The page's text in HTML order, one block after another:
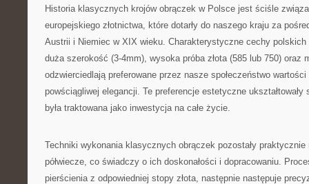
Historia klasycznych krojów obrączek w Polsce jest ściśle
europejskiego złotnictwa, które dotarły do naszego kraju za
Austrii i Niemiec w XIX wieku. Charakterystyczne cechy
duża szerokość (3-4mm), wysoka próba złota (585 lub 750) oraz
odzwierciedlają preferowane przez nasze społeczeństwo
powściągliwej elegancji. Te preferencje estetyczne
była traktowana jako inwestycja na całe życie.
Techniki wykonania klasycznych obrączek pozostały
półwiecze, co świadczy o ich doskonałości i dopracowaniu.
pierścienia z odpowiedniej stopy złota, następnie następuje